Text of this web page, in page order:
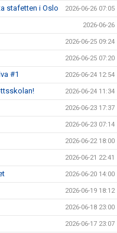
stafetten i Oslo 2026-06-26 07:05
2026-06-26
2026-06-25 09:24
2026-06-25 07:20
#1 2026-06-24 12:54
2026-06-24 11:34
2026-06-23 17:37
2026-06-23 07:14
2026-06-22 18:00
2026-06-21 22:41
2026-06-20 14:00
2026-06-19 18:12
2026-06-18 23:00
2026-06-17 23:07